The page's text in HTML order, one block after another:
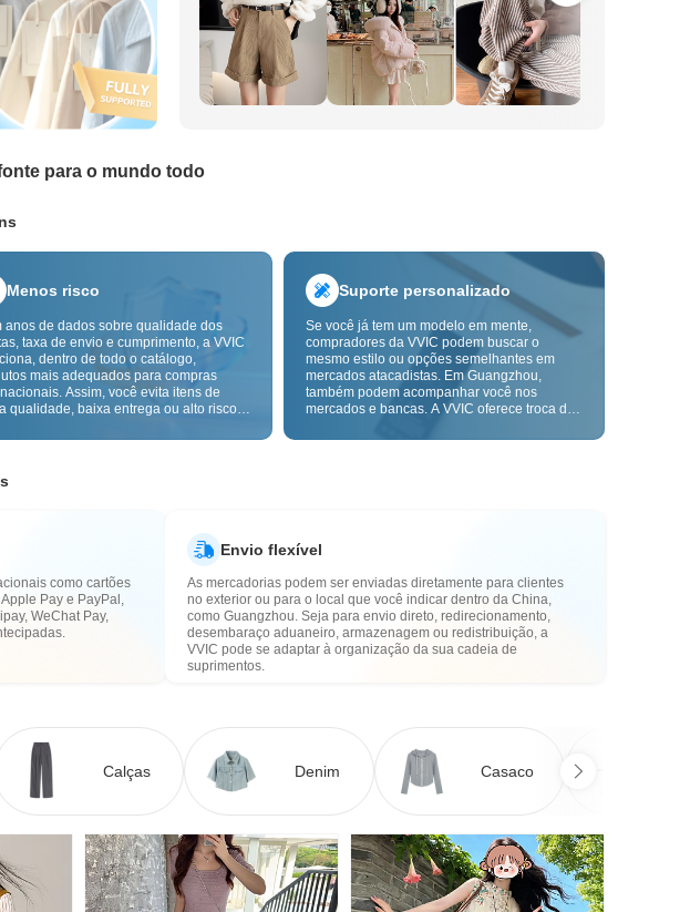
para o mundo todo
Menos risco
anos de dados sobre qualidade dos
taxa de envio e cumprimento, a VVIC
dentro de todo o catálogo,
mais adequados para compras
Assim, você evita itens de
qualidade, baixa entrega ou alto risco,
de qualidade transfronteiriça e as
de qualidade, alfândega e pós-venda.
Suporte personalizado
Se você já tem um modelo em mente,
compradores da VVIC podem buscar o
mesmo estilo ou opções semelhantes em
mercados atacadistas. Em Guangzhou,
também podem acompanhar você nos
mercados e bancas. A VVIC oferece troca de
OEM por imagem ou amostra, para tornar
como cartões
Pay e PayPal,
WeChat Pay,
Envio flexível
As mercadorias podem ser enviadas diretamente para clientes
no exterior ou para o local que você indicar dentro da China,
como Guangzhou. Seja para envio direto, redirecionamento,
desembaraço aduaneiro, armazenagem ou redistribuição, a
VVIC pode se adaptar à organização da sua cadeia de
suprimentos.
Calças Denim Casaco